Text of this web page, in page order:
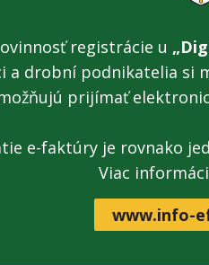
Vzácne druhy
Príslušníci finančnej
balík z Thajska. Poštová
medvedíka, ktorý však vo
kaktusov.
Colný úrad Prešov
01. 2024)
Colný úrad Prešov
finančné prostriedky vo
registrácie u
a drobní podnikatelia si
prijímať
e-faktúry je rovnako
Viac
www.info-